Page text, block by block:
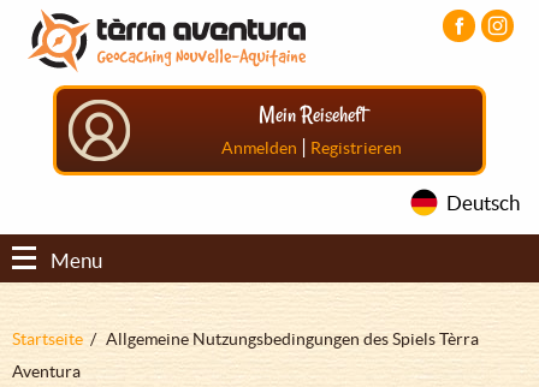
Direkt
zum
Inhalt
Aller
menu
principal
Aller
pied
Mein Reiseheft
Anmelden | Registrieren
Deutsch
Menu
Pfadnavigation
Startseite
Allgemeine Nutzungsbedingungen des Spiels Tèrra
Aventura